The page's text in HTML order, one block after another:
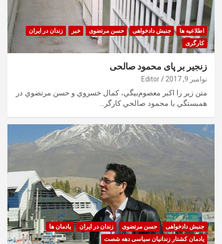
اطلاعیه ها جنبش دادخواهی حسن مرتضوی خبر
زندان در ایران
کارگری
زنجیر بر پای محمود صالحی
نوامبر 9, 2017 Editor
متن زير را اكبر معصوم‌بيگي، كمال خسروي و حسن مرتضوي در
همبستگي با محمود صالحي كارگر…
جنبش دادخواهی حسن مرتضوی زندان در ایران
یادمان ها
یادمان کشتار زندانیان سیاسی دهه شصت